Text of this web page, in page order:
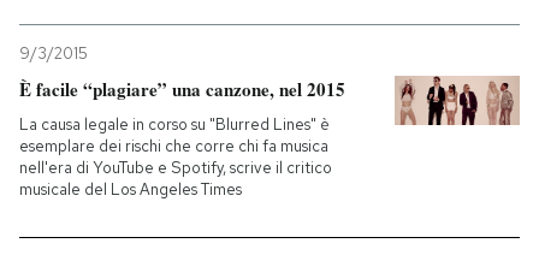
PODCAST
9/3/2015
È facile “plagiare” una canzone, nel 2015
La causa legale in corso su "Blurred Lines" è
esemplare dei rischi che corre chi fa musica
nell'era di YouTube e Spotify, scrive il critico
musicale del Los Angeles Times